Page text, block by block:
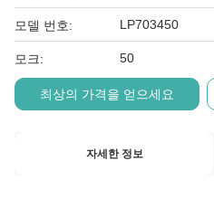
모델 번호: LP703450
모크: 50
최상의 가격을 얻으세요
자세한 정보